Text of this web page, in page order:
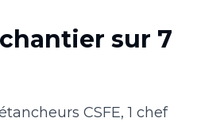
sur 7
CSFE, 1 chef